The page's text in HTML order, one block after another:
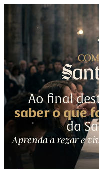
Ao final
saber o que
da
Aprenda a rezar e